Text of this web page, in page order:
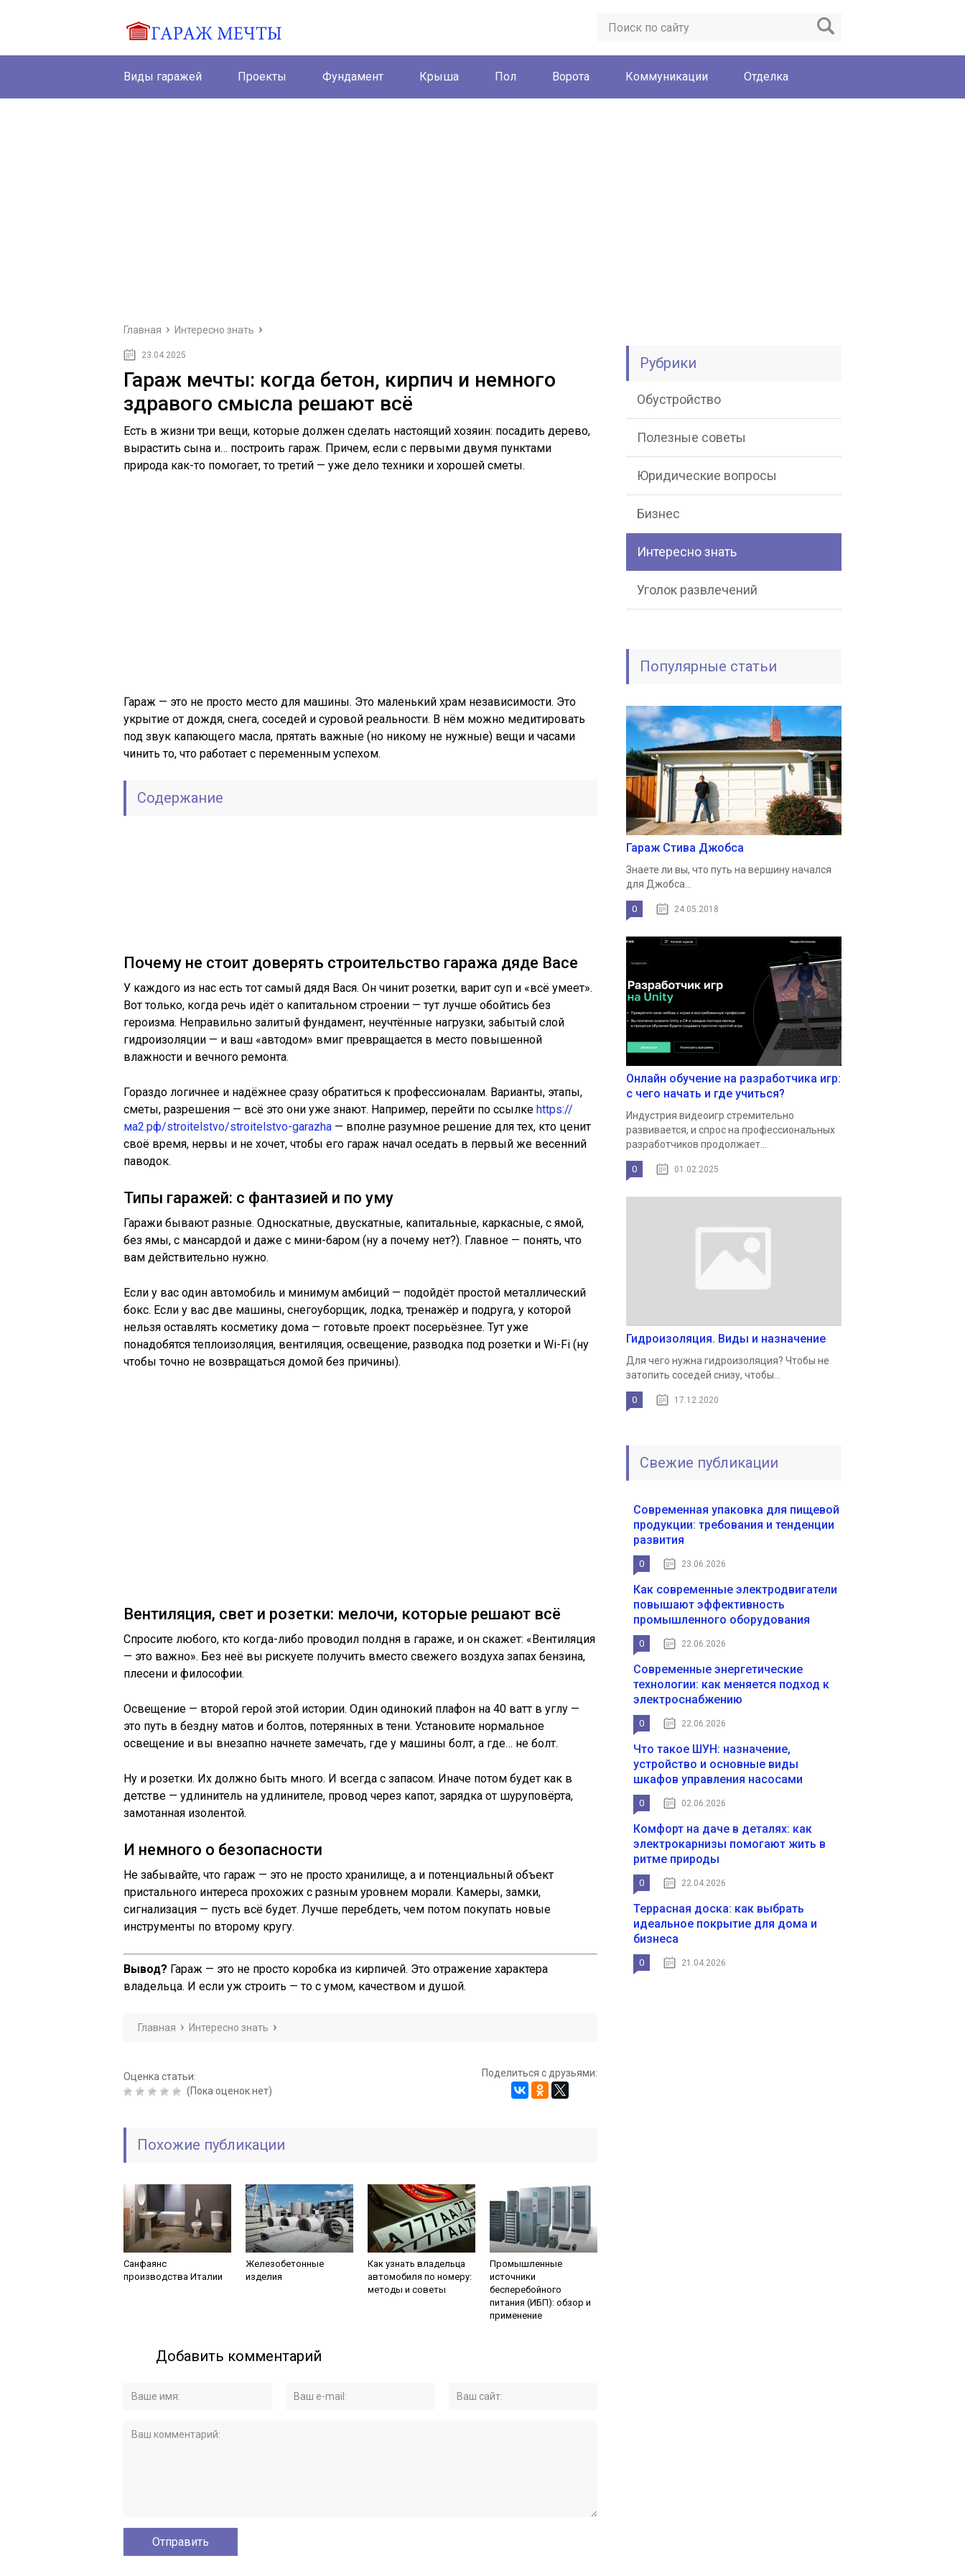
Виды гаражей Проекты Фундамент Крыша Пол Ворота Коммуникации Отделка
Главная Интересно знать
23.04.2025
Гараж мечты: когда бетон, кирпич и немного
здравого смысла решают всё
Есть в жизни три вещи, которые должен сделать настоящий хозяин: посадить дерево,
вырастить сына и… построить гараж. Причем, если с первыми двумя пунктами
природа как-то помогает, то третий — уже дело техники и хорошей сметы.
Гараж — это не просто место для машины. Это маленький храм независимости. Это
укрытие от дождя, снега, соседей и суровой реальности. В нём можно медитировать
под звук капающего масла, прятать важные (но никому не нужные) вещи и часами
чинить то, что работает с переменным успехом.
Содержание
Почему не стоит доверять строительство гаража дяде Васе
У каждого из нас есть тот самый дядя Вася. Он чинит розетки, варит суп и «всё умеет».
Вот только, когда речь идёт о капитальном строении — тут лучше обойтись без
героизма. Неправильно залитый фундамент, неучтённые нагрузки, забытый слой
гидроизоляции — и ваш «автодом» вмиг превращается в место повышенной
влажности и вечного ремонта.
Гораздо логичнее и надёжнее сразу обратиться к профессионалам. Варианты, этапы,
сметы, разрешения — всё это они уже знают. Например, перейти по ссылке https://
ма2.рф/stroitelstvo/stroitelstvo-garazha — вполне разумное решение для тех, кто ценит
своё время, нервы и не хочет, чтобы его гараж начал оседать в первый же весенний
паводок.
Типы гаражей: с фантазией и по уму
Гаражи бывают разные. Односкатные, двускатные, капитальные, каркасные, с ямой,
без ямы, с мансардой и даже с мини-баром (ну а почему нет?). Главное — понять, что
вам действительно нужно.
Если у вас один автомобиль и минимум амбиций — подойдёт простой металлический
бокс. Если у вас две машины, снегоуборщик, лодка, тренажёр и подруга, у которой
нельзя оставлять косметику дома — готовьте проект посерьёзнее. Тут уже
понадобятся теплоизоляция, вентиляция, освещение, разводка под розетки и Wi-Fi (ну
чтобы точно не возвращаться домой без причины).
Вентиляция, свет и розетки: мелочи, которые решают всё
Спросите любого, кто когда-либо проводил полдня в гараже, и он скажет: «Вентиляция
— это важно». Без неё вы рискуете получить вместо свежего воздуха запах бензина,
плесени и философии.
Освещение — второй герой этой истории. Один одинокий плафон на 40 ватт в углу —
это путь в бездну матов и болтов, потерянных в тени. Установите нормальное
освещение и вы внезапно начнете замечать, где у машины болт, а где… не болт.
Ну и розетки. Их должно быть много. И всегда с запасом. Иначе потом будет как в
детстве — удлинитель на удлинителе, провод через капот, зарядка от шуруповёрта,
замотанная изолентой.
И немного о безопасности
Не забывайте, что гараж — это не просто хранилище, а и потенциальный объект
пристального интереса прохожих с разным уровнем морали. Камеры, замки,
сигнализация — пусть всё будет. Лучше перебдеть, чем потом покупать новые
инструменты по второму кругу.
Вывод? Гараж — это не просто коробка из кирпичей. Это отражение характера
владельца. И если уж строить — то с умом, качеством и душой.
Главная Интересно знать
Оценка статьи:
(Пока оценок нет)
Поделиться с друзьями:
Похожие публикации
Санфаянс
производства Италии
Железобетонные
изделия
Как узнать владельца
автомобиля по номеру:
методы и советы
Промышленные
источники
бесперебойного
питания (ИБП): обзор и
применение
Добавить комментарий
Рубрики
Обустройство
Полезные советы
Юридические вопросы
Бизнес
Интересно знать
Уголок развлечений
Популярные статьи
Гараж Стива Джобса
Знаете ли вы, что путь на вершину начался
для Джобса...
0 24.05.2018
Онлайн обучение на разработчика игр:
с чего начать и где учиться?
Индустрия видеоигр стремительно
развивается, и спрос на профессиональных
разработчиков продолжает...
0 01.02.2025
Гидроизоляция. Виды и назначение
Для чего нужна гидроизоляция? Чтобы не
затопить соседей снизу, чтобы...
0 17.12.2020
Свежие публикации
Современная упаковка для пищевой
продукции: требования и тенденции
развития
0 23.06.2026
Как современные электродвигатели
повышают эффективность
промышленного оборудования
0 22.06.2026
Современные энергетические
технологии: как меняется подход к
электроснабжению
0 22.06.2026
Что такое ШУН: назначение,
устройство и основные виды
шкафов управления насосами
0 02.06.2026
Комфорт на даче в деталях: как
электрокарнизы помогают жить в
ритме природы
0 22.04.2026
Террасная доска: как выбрать
идеальное покрытие для дома и
бизнеса
0 21.04.2026